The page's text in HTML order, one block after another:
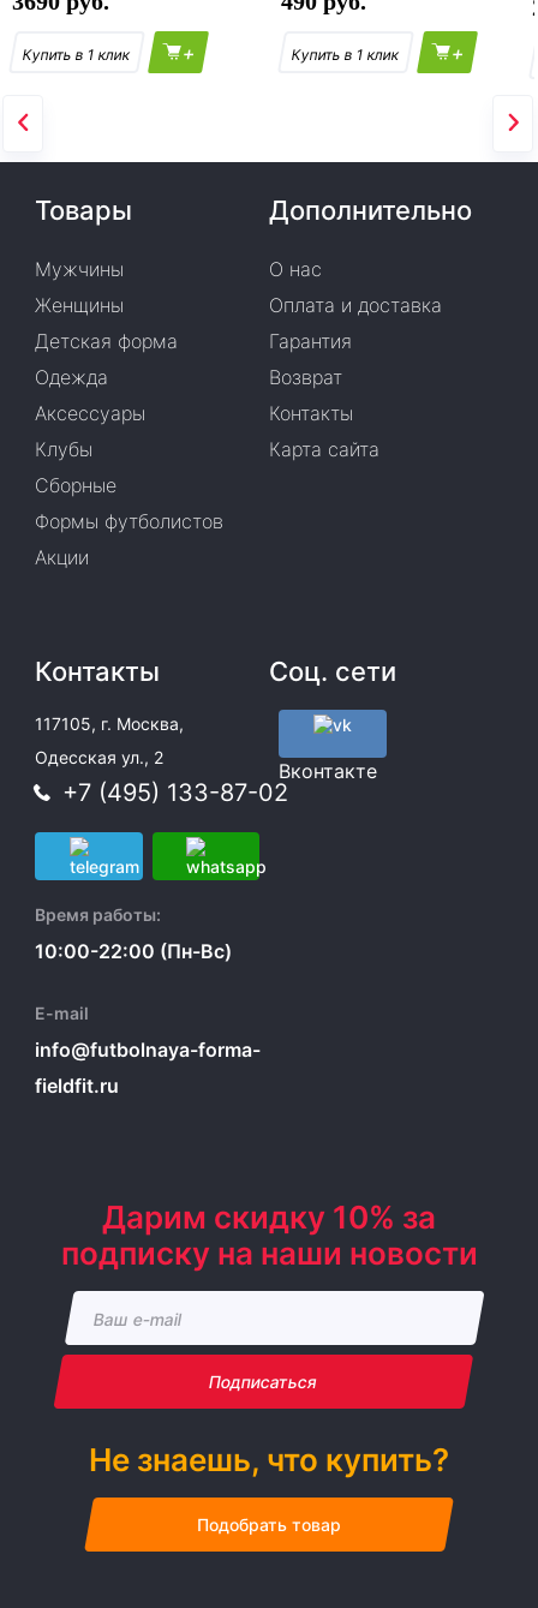
+ +
Товары
Мужчины
Женщины
Детская форма
Одежда
Аксессуары
Клубы
Сборные
Формы футболистов
Акции
Дополнительно
О нас
Оплата и доставка
Гарантия
Возврат
Контакты
Карта сайта
Контакты
117105, г. Москва,
Одесская ул., 2
+7 (495) 133-87-02
Время работы:
10:00-22:00 (Пн-Вс)
E-mail
info@futbolnaya-forma-
fieldfit.ru
Соц. сети
Вконтакте
Дарим скидку 10% за
подписку на наши новости
Подписаться
Не знаешь, что купить?
Подобрать товар